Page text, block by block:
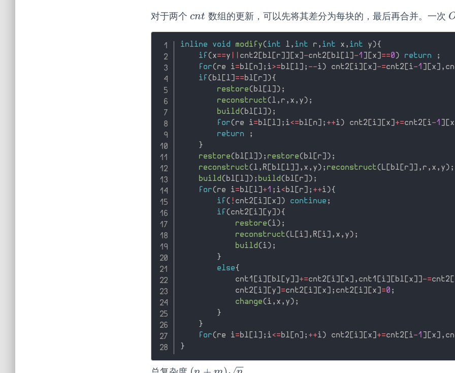
对于两个 cnt
cnt 数组的更新，可以先将其差分为每块的，最后再合并。一次
inline void modify(int l , int r , int x , int y){
if (x==y || cnt2 [bl [r] ] [x] -cnt2 [bl [l] -1 ] [x] ==0) return
;
for(re i=bl [n] ; i>=bl [l] ; --i) cnt2 [i] [x] -=cnt2 [i-1 ] [x] ,
if (bl [l] ==bl [r] ){
restore(bl [l] ) ;
reconstruct(l , r , x , y) ;
build(bl [l] ) ;
for(re i=bl [l] ; i<=bl [n] ; ++i) cnt2 [i] [x] +=cnt2 [i-1 ] [x
return
;
}
restore(bl [l] ) ; restore(bl [r] ) ;
reconstruct(l , R [bl [l] ] , x , y) ; reconstruct(L [bl [r] ] , r , x , y) ;
build(bl [l] ) ; build(bl [r] ) ;
for(re i=bl [l] +1 ; i<bl [r] ; ++i){
if ( ! cnt2 [i] [x] ) continue ;
if (cnt2 [i] [y] ){
restore(i) ;
reconstruct(L [i] , R [i] , x , y) ;
build(i) ;
}
else{
            cnt1
[i] [bl [y] ] +=cnt2 [i] [x] , cnt1 [i] [bl [x] ] -=cnt2 [
            cnt2
[i] [y] =cnt2 [i] [x] ; cnt2 [i] [x] =0 ;
change(i , x , y) ;
}
}
for(re i=bl [l] ; i<=bl [n] ; ++i) cnt2 [i] [x] +=cnt2 [i-1 ] [x] ,
}
−
−